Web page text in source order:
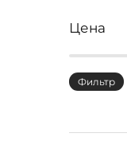
Цена
Фильтр